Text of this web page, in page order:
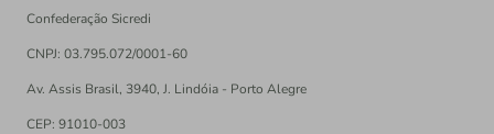
Confederação Sicredi
CNPJ: 03.795.072/0001-60
Av. Assis Brasil, 3940, J. Lindóia - Porto Alegre
CEP: 91010-003